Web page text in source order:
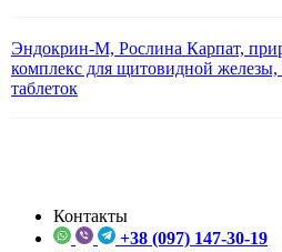
Эндокрин-М, Рослина Карпат,
комплекс для щитовидной железы,
таблеток
Контакты
+38 (097) 147-30-19